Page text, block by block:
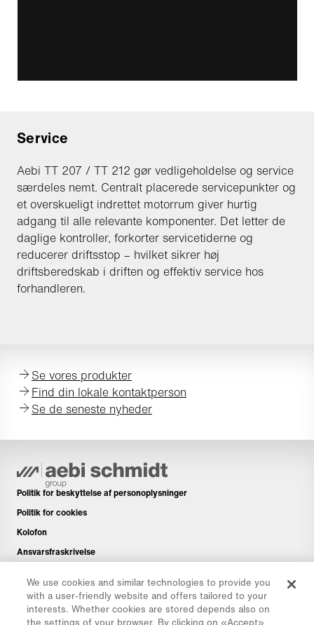
Service
Aebi TT 207 / TT 212 gør vedligeholdelse og service
særdeles nemt. Centralt placerede servicepunkter og
et overskueligt indrettet motorrum giver hurtig
adgang til alle relevante komponenter. Det letter de
daglige kontroller, forkorter servicetiderne og
reducerer driftsstop – hvilket sikrer høj
driftsberedskab i driften og effektiv service hos
forhandleren.
Se vores produkter
Find din lokale kontaktperson
Se de seneste nyheder
Politik for beskyttelse af personoplysninger
Politik for cookies
Kolofon
Ansvarsfraskrivelse
Reservedele
Downloads og links
We use cookies and similar technologies to provide you
with a user-friendly website and offers tailored to your
interests. Whether cookies are stored depends also on